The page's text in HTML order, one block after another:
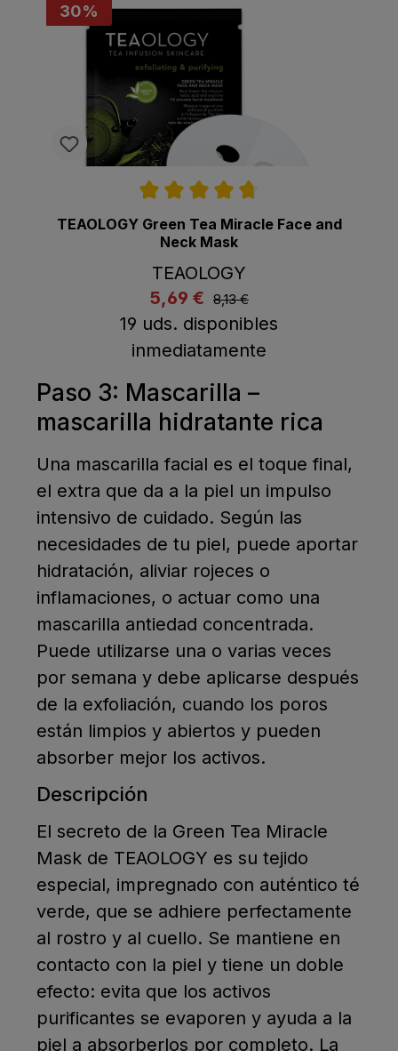
30%
Calificación promedio de 4.7 de 5
TEAOLOGY Green Tea Miracle Face and
Neck Mask
TEAOLOGY
listing.listPriceLabel
5,69 € listing.regularPriceLabel
8,13 €
19 uds. disponibles
inmediatamente
Comprar ahora A la cesta
Paso 3: Mascarilla –
mascarilla hidratante rica
Una mascarilla facial es el toque final,
el extra que da a la piel un impulso
intensivo de cuidado. Según las
necesidades de tu piel, puede aportar
hidratación, aliviar rojeces o
inflamaciones, o actuar como una
mascarilla antiedad concentrada.
Puede utilizarse una o varias veces
por semana y debe aplicarse después
de la exfoliación, cuando los poros
están limpios y abiertos y pueden
absorber mejor los activos.
Descripción
El secreto de la Green Tea Miracle
Mask de TEAOLOGY es su tejido
especial, impregnado con auténtico té
verde, que se adhiere perfectamente
al rostro y al cuello. Se mantiene en
contacto con la piel y tiene un doble
efecto: evita que los activos
purificantes se evaporen y ayuda a la
piel a absorberlos por completo. La